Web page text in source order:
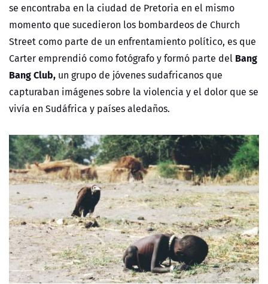
se encontraba en la ciudad de Pretoria en el mismo
momento que sucedieron los bombardeos de Church
Street como parte de un enfrentamiento político, es que
Carter emprendió como fotógrafo y formó parte del Bang
Bang Club, un grupo de jóvenes sudafricanos que
capturaban imágenes sobre la violencia y el dolor que se
vivía en Sudáfrica y países aledaños.